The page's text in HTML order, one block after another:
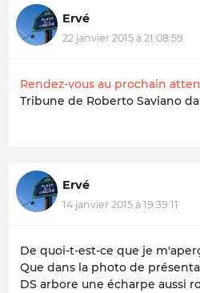
Ervé
22 janvier 2015 à 21:08:59
Rendez-vous au prochain
Tribune de Roberto Saviano
Ervé
14 janvier 2015 à 19:39:11
De quoi-t-est-ce que je
Que dans la photo de
DS arbore une écharpe aussi